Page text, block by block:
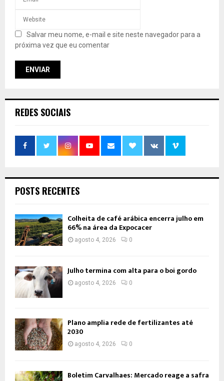
Salvar meu nome, e-mail e site neste navegador para a
próxima vez que eu comentar
REDES SOCIAIS
POSTS RECENTES
Colheita de café arábica encerra julho em
66% na área da Expocacer
agosto 4, 2026 0
Julho termina com alta para o boi gordo
agosto 4, 2026 0
Plano amplia rede de fertilizantes até
2030
agosto 4, 2026 0
Boletim Carvalhaes: Mercado reage a safra